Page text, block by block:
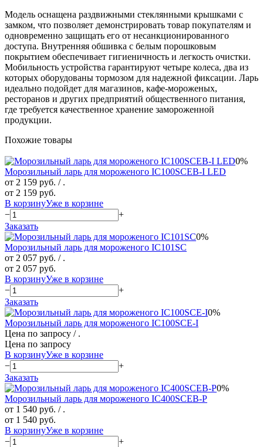
Модель оснащена раздвижными стеклянными крышками с
замком, что позволяет демонстрировать товар покупателям и
одновременно защищать его от несанкционированного
доступа. Внутренняя обшивка с белым порошковым
покрытием обеспечивает гигиеничность и легкость очистки.
Мобильность устройства гарантируют четыре колеса, два из
которых оборудованы тормозом для надежной фиксации. Ларь
идеально подойдет для магазинов, кафе-мороженых,
ресторанов и других предприятий общественного питания,
где требуется качественное хранение замороженной
продукции.
Похожие товары
0%
Морозильный ларь для мороженого IC100SCEB-I LED
от 2 159 руб. / .
от 2 159 руб.
В корзинуУже в корзине
−
+
Заказать
0%
Морозильный ларь для мороженого IC101SC
от 2 057 руб. / .
от 2 057 руб.
В корзинуУже в корзине
−
+
Заказать
0%
Морозильный ларь для мороженого IC100SCE-I
Цена по запросу / .
Цена по запросу
В корзинуУже в корзине
−
+
Заказать
0%
Морозильный ларь для мороженого IC400SCEB-P
от 1 540 руб. / .
от 1 540 руб.
В корзинуУже в корзине
−
+